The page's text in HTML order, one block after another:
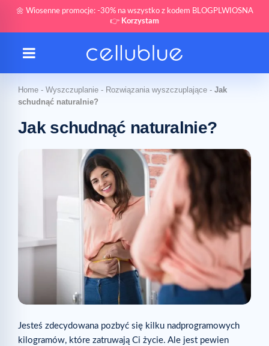
🌼 Wiosenne promocje: -30% na wszystko z kodem BLOGPLWIOSNA
👉 Korzystam
Home - Wyszczuplanie - Rozwiązania wyszczuplające - Jak
schudnąć naturalnie?
Jak schudnąć naturalnie?
Jesteś zdecydowana pozbyć się kilku nadprogramowych
kilogramów, które zatruwają Ci życie. Ale jest pewien